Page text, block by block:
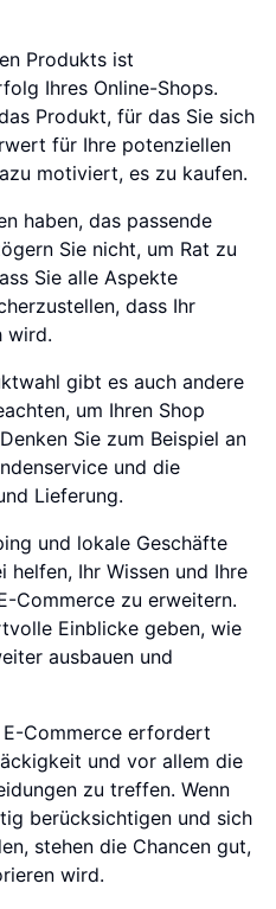
Produkts ist
Ihres Online-Shops.
Produkt, für das Sie sich
für Ihre potenziellen
motiviert, es zu kaufen.
haben, das passende
Sie nicht, um Rat zu
Sie alle Aspekte
dass Ihr
wird.
gibt es auch andere
um Ihren Shop
Sie zum Beispiel an
und die
Lieferung.
und lokale Geschäfte
helfen, Ihr Wissen und Ihre
Commerce zu erweitern.
Einblicke geben, wie
ausbauen und
Commerce erfordert
und vor allem die
zu treffen. Wenn
berücksichtigen und sich
stehen die Chancen gut,
wird.